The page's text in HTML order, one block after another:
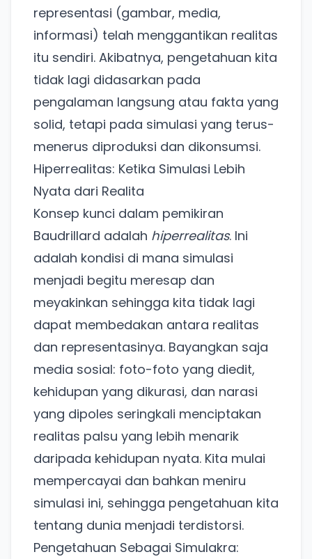
representasi (gambar, media,
informasi) telah menggantikan realitas
itu sendiri. Akibatnya, pengetahuan kita
tidak lagi didasarkan pada
pengalaman langsung atau fakta yang
solid, tetapi pada simulasi yang terus-
menerus diproduksi dan dikonsumsi.
Hiperrealitas: Ketika Simulasi Lebih
Nyata dari Realita
Konsep kunci dalam pemikiran
Baudrillard adalah hiperrealitas. Ini
adalah kondisi di mana simulasi
menjadi begitu meresap dan
meyakinkan sehingga kita tidak lagi
dapat membedakan antara realitas
dan representasinya. Bayangkan saja
media sosial: foto-foto yang diedit,
kehidupan yang dikurasi, dan narasi
yang dipoles seringkali menciptakan
realitas palsu yang lebih menarik
daripada kehidupan nyata. Kita mulai
mempercayai dan bahkan meniru
simulasi ini, sehingga pengetahuan kita
tentang dunia menjadi terdistorsi.
Pengetahuan Sebagai Simulakra: